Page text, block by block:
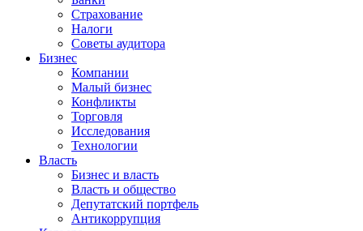
Страхование
Налоги
Советы аудитора
Бизнес
Компании
Малый бизнес
Конфликты
Торговля
Исследования
Технологии
Власть
Бизнес и власть
Власть и общество
Депутатский портфель
Антикоррупция